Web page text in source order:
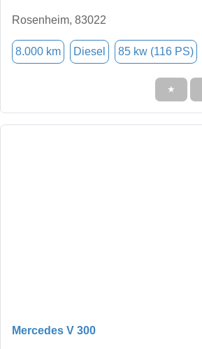
Rosenheim, 83022
8.000 km Diesel 85 kw (116 PS)
★
Mercedes V 300